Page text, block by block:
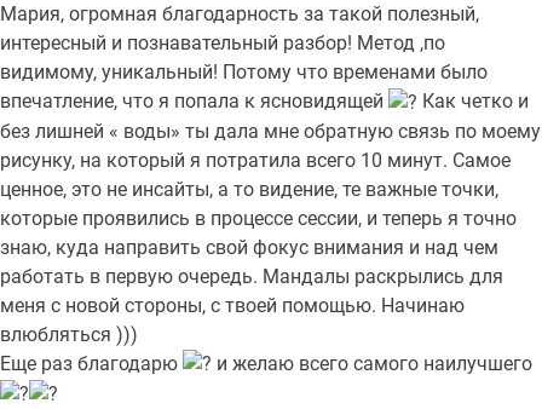
Мария, огромная благодарность за такой полезный,
интересный и познавательный разбор! Метод ,по
видимому, уникальный! Потому что временами было
впечатление, что я попала к ясновидящей
Как четко и
без лишней « воды» ты дала мне обратную связь по моему
рисунку, на который я потратила всего 10 минут. Самое
ценное, это не инсайты, а то видение, те важные точки,
которые проявились в процессе сессии, и теперь я точно
знаю, куда направить свой фокус внимания и над чем
работать в первую очередь. Мандалы раскрылись для
меня с новой стороны, с твоей помощью. Начинаю
влюбляться )))
Еще раз благодарю
и желаю всего самого наилучшего